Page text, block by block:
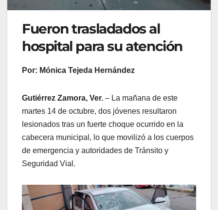
Fueron trasladados al
hospital para su atención
Por: Mónica Tejeda Hernández
Gutiérrez Zamora, Ver. – La mañana de este
martes 14 de octubre, dos jóvenes resultaron
lesionados tras un fuerte choque ocurrido en la
cabecera municipal, lo que movilizó a los cuerpos
de emergencia y autoridades de Tránsito y
Seguridad Vial.